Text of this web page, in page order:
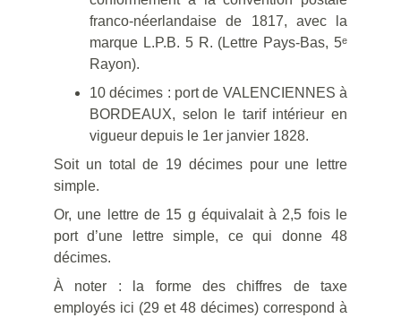
franco-néerlandaise de 1817, avec la
marque L.P.B. 5 R. (Lettre Pays-Bas, 5ᵉ
Rayon).
10 décimes : port de VALENCIENNES à
BORDEAUX, selon le tarif intérieur en
vigueur depuis le 1er janvier 1828.
Soit un total de 19 décimes pour une lettre
simple.
Or, une lettre de 15 g équivalait à 2,5 fois le
port d’une lettre simple, ce qui donne 48
décimes.
À noter : la forme des chiffres de taxe
employés ici (29 et 48 décimes) correspond à